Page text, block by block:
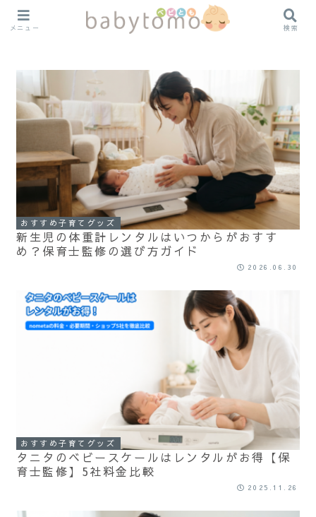
おすすめ子育てグッズ
新生児の体重計レンタルはいつからがおすす
め？保育士監修の選び方ガイド
2026.06.30
おすすめ子育てグッズ
タニタのベビースケールはレンタルがお得【保
育士監修】5社料金比較
2025.11.26
メニュー 検索